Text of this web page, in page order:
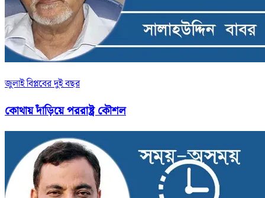
জুলাই বিপ্লবের দুই বছর
কোথায় দাঁড়িয়ে পররাষ্ট্র কৌশল